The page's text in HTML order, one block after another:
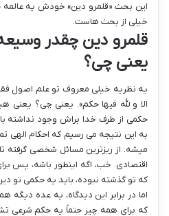
این بحث «قلمرو دین» خودش یه
خیلی از بحث هاست.
قلمرو دین چقدر
یعنی چی؟
یه نظریه خیلی معروف تو علم اصول
الا و لله فیها حکم». یعنی چی؟ یعنی
حکمی از طرف خدا براش وجود نداشته
به این نتیجه می رسیم که احکام الهی
میشه. از ریزترین مسائل شخصی گرفته
اقتصادی. خب، اگه اینطور باشه، پس
که تو گذشته نبوده، باید یه حکمی تو
اما در برابر این دیدگاه، یه عده
که برای همه چیز حتماً یه حکم شرعی